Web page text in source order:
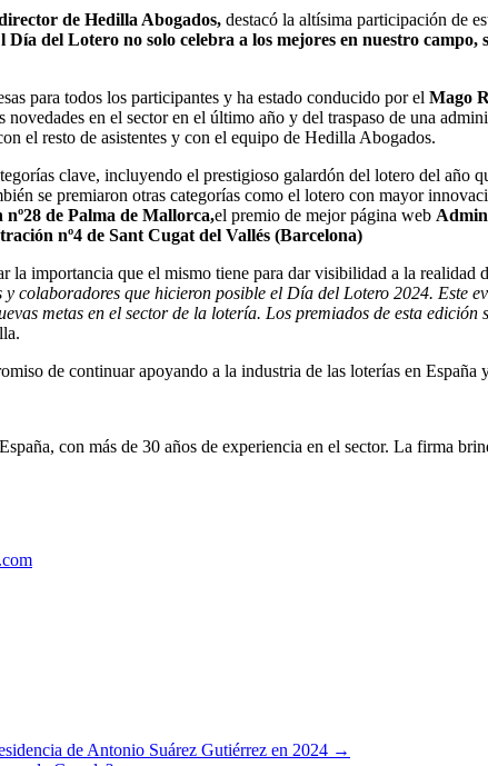
de Hedilla Abogados, destacó la altísima participación de
Día del Lotero no solo celebra a los mejores en nuestro
para todos los participantes y ha estado conducido por el Mago
novedades en el sector en el último año y del traspaso de una
el resto de asistentes y con el equipo de Hedilla Abogados.
clave, incluyendo el prestigioso galardón del lotero del año
se premiaron otras categorías como el lotero con mayor
de Palma de Mallorca,el premio de mejor página web
nº4 de Sant Cugat del Vallés (Barcelona)
la importancia que el mismo tiene para dar visibilidad a la realidad
colaboradores que hicieron posible el Día del Lotero 2024. Este
metas en el sector de la lotería. Los premiados de esta
de continuar apoyando a la industria de las loterías en España
con más de 30 años de experiencia en el sector. La firma
de Antonio Suárez Gutiérrez en 2024 →